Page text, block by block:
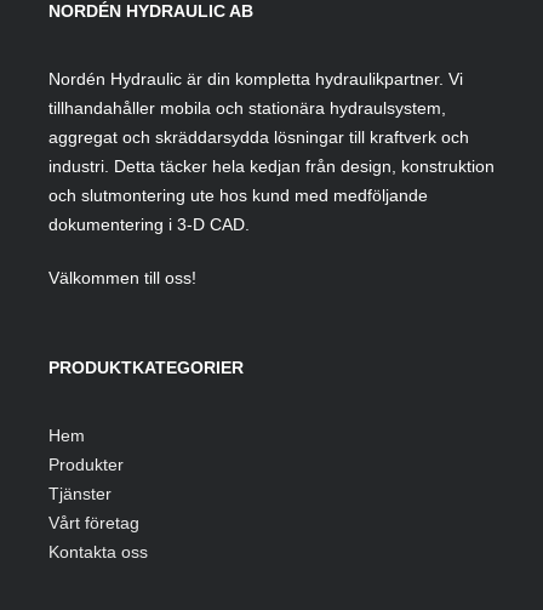
NORDÉN HYDRAULIC AB
Nordén Hydraulic är din kompletta hydraulikpartner. Vi
tillhandahåller mobila och stationära hydraulsystem,
aggregat och skräddarsydda lösningar till kraftverk och
industri. Detta täcker hela kedjan från design, konstruktion
och slutmontering ute hos kund med medföljande
dokumentering i 3-D CAD.
Välkommen till oss!
PRODUKTKATEGORIER
Hem
Produkter
Tjänster
Vårt företag
Kontakta oss